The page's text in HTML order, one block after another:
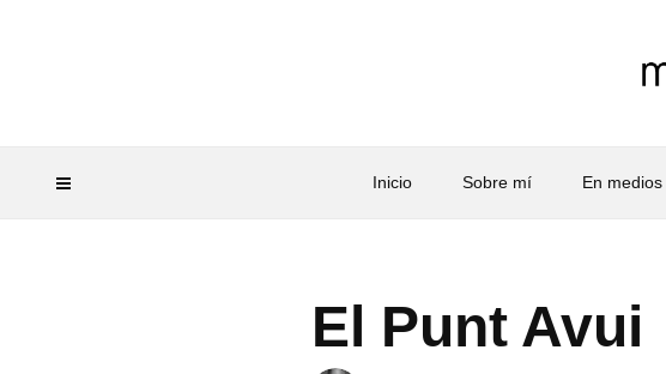
Inicio Sobre mí En medios
El Punt Avui